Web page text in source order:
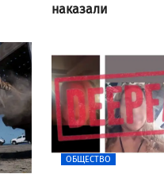
наказали
ОБЩЕСТВО